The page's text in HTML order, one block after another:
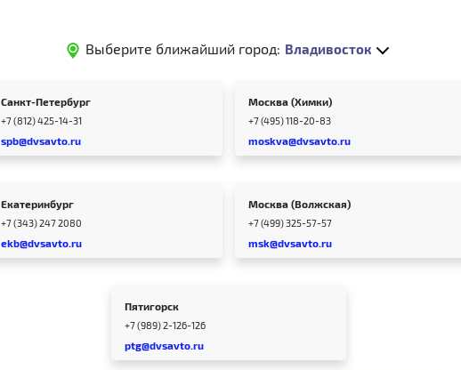
Выберите ближайший город: Владивосток
Санкт-Петербург
+7 (812) 425-14-31
spb@dvsavto.ru
Москва (Химки)
+7 (495) 118-20-83
moskva@dvsavto.ru
Екатеринбург
+7 (343) 247 2080
ekb@dvsavto.ru
Москва (Волжская)
+7 (499) 325-57-57
msk@dvsavto.ru
Пятигорск
+7 (989) 2-126-126
ptg@dvsavto.ru